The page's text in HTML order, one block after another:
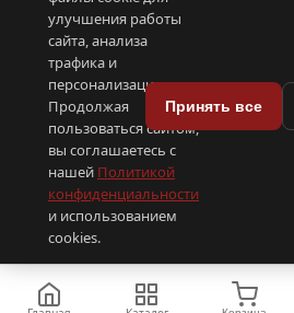
Написать в поддержку →
© 2026 С иголочки | 37. Все
🛠 Поддержка·Оферта·
Сделано в
улучшения работы
сайта, анализа
трафика и
персонализации.
Продолжая
пользоваться сайтом,
вы соглашаетесь с
нашей Политикой
конфиденциальности
и использованием
cookies.
Принять все